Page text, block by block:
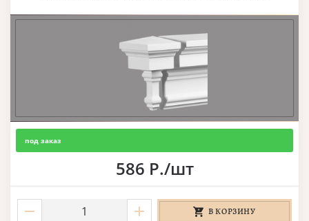
под заказ
586 Р./шт
В КОРЗИНУ